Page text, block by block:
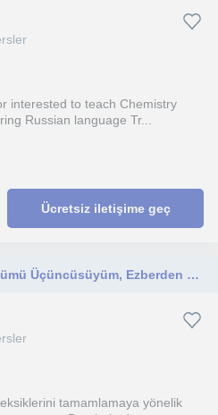
interested to teach Chemistry
Russian language Tr...
Ücretsiz iletişime geç
Gazi Üniversitesi Kimya Bölümü Üçüncüsüyüm, Ezberden Uzak, Başarı Odaklı Kimya Dersi Veriyorum
tamamlamaya yönelik